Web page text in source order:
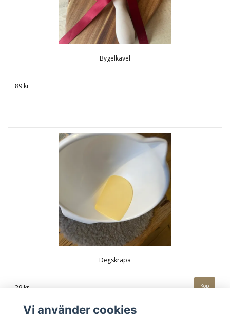
Bygelkavel
89 kr
Degskrapa
29 kr
Vi använder cookies